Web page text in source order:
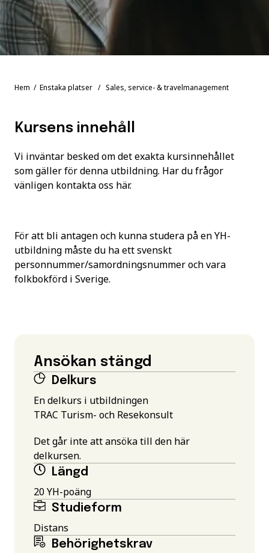
Hem / Enstaka platser / Sales, service- & travelmanagement
Kursens innehåll
Vi inväntar besked om det exakta kursinnehållet
som gäller för denna utbildning. Har du frågor
vänligen kontakta oss här.
För att bli antagen och kunna studera på en YH-
utbildning måste du ha ett svenskt
personnummer/samordningsnummer och vara
folkbokförd i Sverige.
Ansökan stängd
Delkurs
En delkurs i utbildningen
TRAC Turism- och Resekonsult
Det går inte att ansöka till den här
delkursen.
Längd
20 YH-poäng
Studieform
Distans
Behörighetskrav